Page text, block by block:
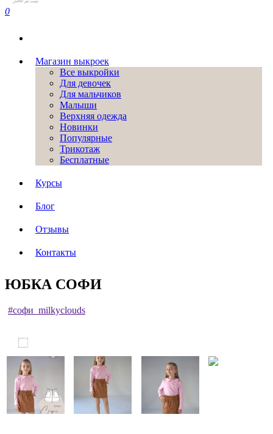
0
Магазин выкроек
Все выкройки
Для девочек
Для мальчиков
Малыши
Верхняя одежда
Новинки
Популярные
Трикотаж
Бесплатные
Курсы
Блог
Отзывы
Контакты
ЮБКА СОФИ
#софи_milkyclouds